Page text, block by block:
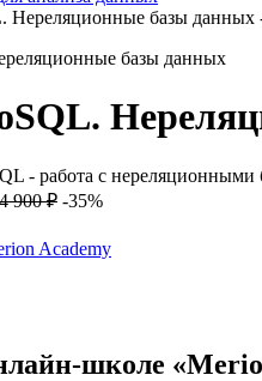
Нереляционные базы данных
- работа с нереляционными
900 ₽ -35%
Academy
школе